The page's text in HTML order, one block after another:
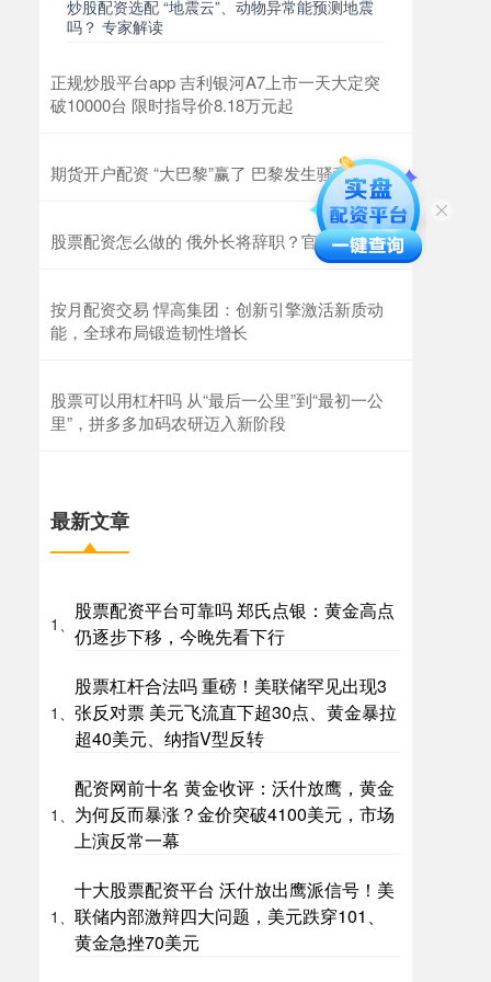
炒股配资选配 “地震云”、动物异常能预测地震
吗？ 专家解读
正规炒股平台app 吉利银河A7上市一天大定突
破10000台 限时指导价8.18万元起
期货开户配资 “大巴黎”赢了 巴黎发生骚乱
股票配资怎么做的 俄外长将辞职？官方回应
按月配资交易 悍高集团：创新引擎激活新质动
能，全球布局锻造韧性增长
股票可以用杠杆吗 从“最后一公里”到“最初一公
里”，拼多多加码农研迈入新阶段
最新文章
1、
股票配资平台可靠吗 郑氏点银：黄金高点
仍逐步下移，今晚先看下行
1、
股票杠杆合法吗 重磅！美联储罕见出现3
张反对票 美元飞流直下超30点、黄金暴拉
超40美元、纳指V型反转
1、
配资网前十名 黄金收评：沃什放鹰，黄金
为何反而暴涨？金价突破4100美元，市场
上演反常一幕
1、
十大股票配资平台 沃什放出鹰派信号！美
联储内部激辩四大问题，美元跌穿101、
黄金急挫70美元